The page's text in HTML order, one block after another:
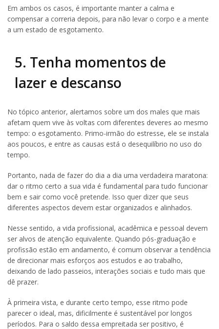
Em ambos os casos, é importante manter a calma e
compensar a correria depois, para não levar o corpo e a mente
a um estado de esgotamento.
5. Tenha momentos de
lazer e descanso
No tópico anterior, alertamos sobre um dos males que mais
afetam quem vive às voltas com diferentes deveres ao mesmo
tempo: o esgotamento. Primo-irmão do estresse, ele se instala
aos poucos, e entre as causas está o desequilíbrio no uso do
tempo.
Portanto, nada de fazer do dia a dia uma verdadeira maratona:
dar o ritmo certo a sua vida é fundamental para tudo funcionar
bem e sair como você pretende. Isso quer dizer que seus
diferentes aspectos devem estar organizados e alinhados.
Nesse sentido, a vida profissional, acadêmica e pessoal devem
ser alvos de atenção equivalente. Quando pós-graduação e
profissão estão em andamento, é comum observar a tendência
de direcionar mais esforços aos estudos e ao trabalho,
deixando de lado passeios, interações sociais e tudo mais que
dê prazer.
À primeira vista, e durante certo tempo, esse ritmo pode
parecer o ideal, mas, dificilmente é sustentável por longos
períodos. Para o saldo dessa empreitada ser positivo, é